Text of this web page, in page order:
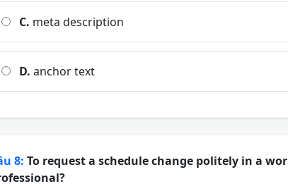
C. meta description
D. anchor text
8: To request a schedule change politely in a